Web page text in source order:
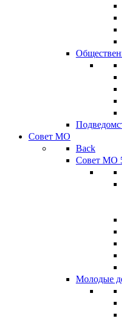
Совет МО
Back
Совет МО
Молодые